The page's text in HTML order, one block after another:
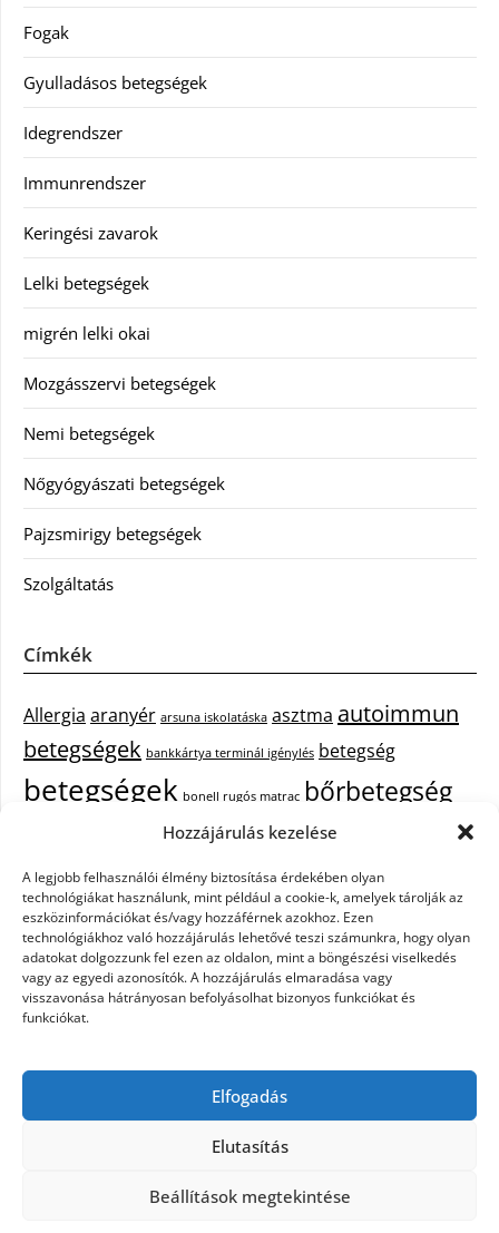
Hozzájárulás kezelése
A legjobb felhasználói élmény biztosítása érdekében olyan
technológiákat használunk, mint például a cookie-k, amelyek tárolják az
eszközinformációkat és/vagy hozzáférnek azokhoz. Ezen
technológiákhoz való hozzájárulás lehetővé teszi számunkra, hogy olyan
adatokat dolgozzunk fel ezen az oldalon, mint a böngészési viselkedés
vagy az egyedi azonosítók. A hozzájárulás elmaradása vagy
visszavonása hátrányosan befolyásolhat bizonyos funkciókat és
funkciókat.
Elfogadás
Elutasítás
Beállítások megtekintése
Fogak
Gyulladásos betegségek
Idegrendszer
Immunrendszer
Keringési zavarok
Lelki betegségek
migrén lelki okai
Mozgásszervi betegségek
Nemi betegségek
Nőgyógyászati betegségek
Pajzsmirigy betegségek
Szolgáltatás
Címkék
Allergia aranyér arsuna iskolatáska asztma autoimmun
betegségek bankkártya terminál igénylés betegség
betegségek bonell rugós matrac bőrbetegség
bőrbetegségek cukorbetegség
debrecen iroda bérlés egészségügyi piercing epekőepilepszia
tisztítása fejfájás festőszerszám fájdalom háztartási gép
hűtőszekrény immunrendszer keringető szivattyú kazánhoz
kisfiú
cipő műanyag kosár műszempilla napelem szaldó elszámolás
pajzsmirigy betegségekpajzsmirigy betegség lelki okai
yoda mester zsírégető edzés
beszerelés